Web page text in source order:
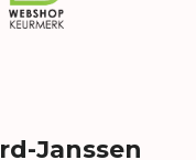
Janssen